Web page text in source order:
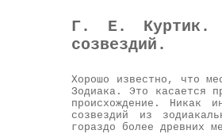
Г. Е. Куртик. О
созвездий.
Хорошо известно, что
Зодиака. Это касается
происхождение. Никак
созвездий из
гораздо более древних